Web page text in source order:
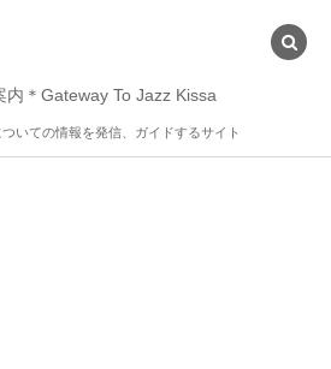
内＊Gateway To Jazz Kissa
いての情報を発信、ガイドするサイト